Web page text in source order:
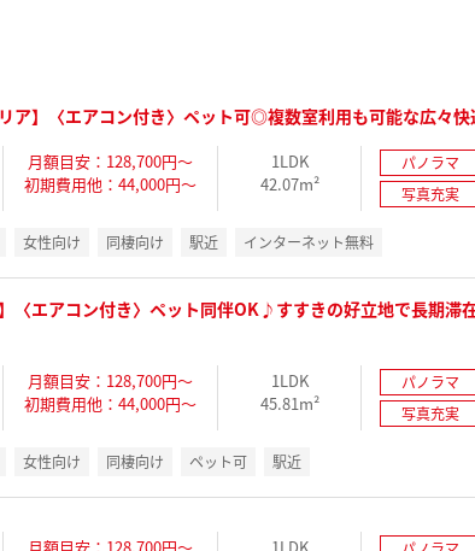
リア】〈エアコン付き〉ペット可◎複数室利用も可能な広々快
月額目安：128,700円～
初期費用他：44,000円～
1LDK
42.07m²
パノラマ
写真充実
女性向け 同棲向け 駅近 インターネット無料
】〈エアコン付き〉ペット同伴OK♪すすきの好立地で長期滞
月額目安：128,700円～
初期費用他：44,000円～
1LDK
45.81m²
パノラマ
写真充実
女性向け 同棲向け ペット可 駅近